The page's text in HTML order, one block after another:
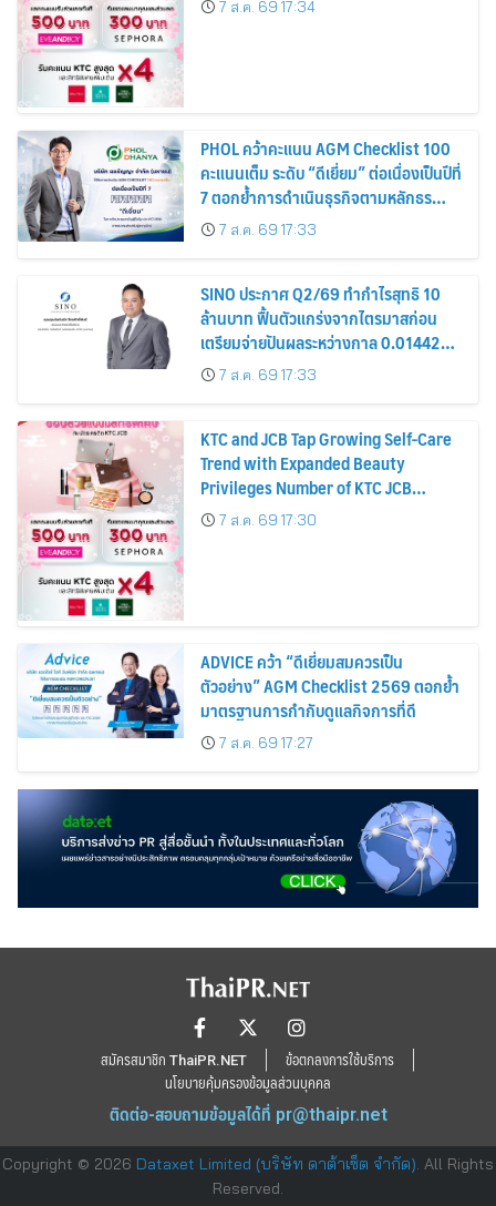
7 ส.ค. 69 17:34
PHOL คว้าคะแนน AGM Checklist 100
คะแนนเต็ม ระดับ “ดีเยี่ยม” ต่อเนื่องเป็นปีที่
7 ตอกย้ำการดำเนินธุรกิจตามหลักธร
รมาภิบาล โปร่งใส สร้างความเชื่อมั่นผู้ถือ
หุ้น
7 ส.ค. 69 17:33
SINO ประกาศ Q2/69 ทำกำไรสุทธิ 10
ล้านบาท ฟื้นตัวแกร่งจากไตรมาสก่อน
เตรียมจ่ายปันผลระหว่างกาล 0.014423
บาทต่อหุ้น ครึ่งปีหลังมุ่งเติบโตต่อเนื่อง
7 ส.ค. 69 17:33
KTC and JCB Tap Growing Self-Care
Trend with Expanded Beauty
Privileges Number of KTC JCB
Cardmembers Spending on
Cosmetics Rises 26%
7 ส.ค. 69 17:30
ADVICE คว้า “ดีเยี่ยมสมควรเป็น
ตัวอย่าง” AGM Checklist 2569 ตอกย้ำ
มาตรฐานการกำกับดูแลกิจการที่ดี
7 ส.ค. 69 17:27
สมัครสมาชิก ThaiPR.NET
ข้อตกลงการใช้บริการ
นโยบายคุ้มครองข้อมูลส่วนบุคคล
ติดต่อ-สอบถามข้อมูลได้ที่ pr@thaipr.net
Copyright © 2026 Dataxet Limited (บริษัท ดาต้าเซ็ต จำกัด). All Rights
Reserved.